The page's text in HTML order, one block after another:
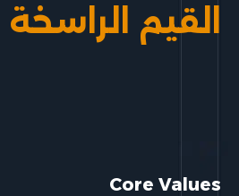
القيم الراسخة
Core Values